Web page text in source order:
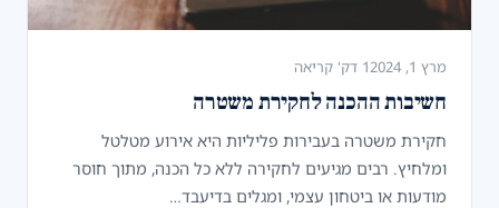
מרץ 1, 2024 1 דק' קריאה
חשיבות ההכנה לחקירת משטרה
חקירת משטרה בעבירות פליליות היא אירוע מטלטל
ומלחיץ. רבים מגיעים לחקירה ללא כל הכנה, מתוך חוסר
מודעות או ביטחון עצמי, ומגלים בדיעבד…